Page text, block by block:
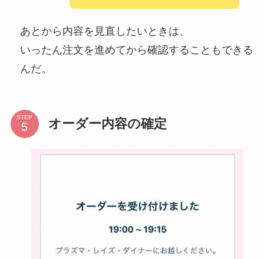
あとから内容を見直したいときは、
いったん注文を進めてから確認することもできる
んだ。
STEP オーダー内容の確定